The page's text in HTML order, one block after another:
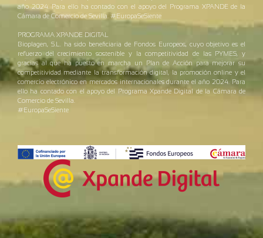
año 2024. Para ello ha contado con el apoyo del Programa XPANDE de la
Cámara de Comercio de Sevilla. #EuropaSeSiente
PROGRAMA XPANDE DIGITAL
Bioplagen, S.L. ha sido beneficiaria de Fondos Europeos, cuyo objetivo es el
refuerzo del crecimiento sostenible y la competitividad de las PYMES, y
gracias al que ha puesto en marcha un Plan de Acción para mejorar su
competitividad mediante la transformación digital, la promoción online y el
comercio electrónico en mercados internacionales durante el año 2024. Para
ello ha contado con el apoyo del Programa Xpande Digital de la Cámara de
Comercio de Sevilla.
#EuropaSeSiente